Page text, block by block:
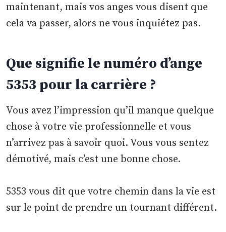
maintenant, mais vos anges vous disent que
cela va passer, alors ne vous inquiétez pas.
Que signifie le numéro d’ange
5353 pour la carrière ?
Vous avez l’impression qu’il manque quelque
chose à votre vie professionnelle et vous
n’arrivez pas à savoir quoi. Vous vous sentez
démotivé, mais c’est une bonne chose.
5353 vous dit que votre chemin dans la vie est
sur le point de prendre un tournant différent.